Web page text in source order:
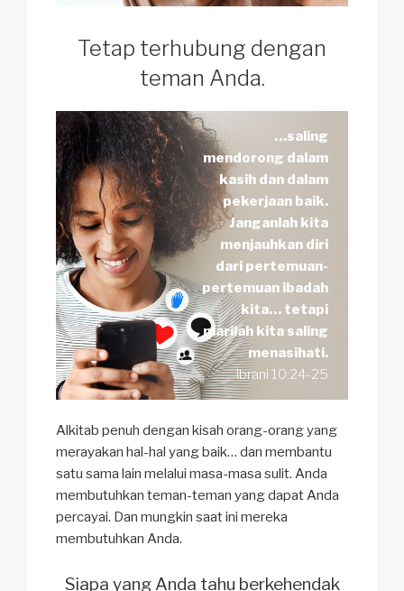
Tetap terhubung dengan
teman Anda.
…saling
mendorong dalam
kasih dan dalam
pekerjaan baik.
Janganlah kita
menjauhkan diri
dari pertemuan-
pertemuan ibadah
kita… tetapi
marilah kita saling
menasihati.
Ibrani 10:24-25
Alkitab penuh dengan kisah orang-orang yang
merayakan hal-hal yang baik… dan membantu
satu sama lain melalui masa-masa sulit. Anda
membutuhkan teman-teman yang dapat Anda
percayai. Dan mungkin saat ini mereka
membutuhkan Anda.
Siapa yang Anda tahu berkehendak